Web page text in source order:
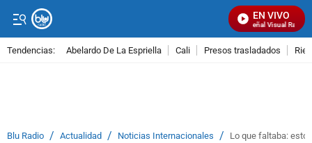
EN VIVO
Señal Visual Radio
Tendencias: Abelardo De La Espriella Cali Presos trasladados
Blu Radio / Actualidad / Noticias Internacionales / Lo que faltaba: esto